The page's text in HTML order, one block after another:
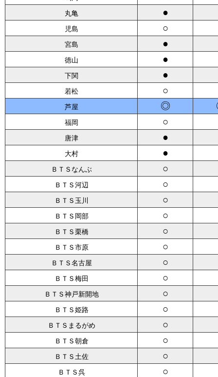
丸亀 ●
児島 ○
宮島 ●
徳山 ●
下関 ●
若松 ○
芦屋 ◎
福岡 ○
唐津 ●
大村 ●
ＢＴＳなんぶ ○
ＢＴＳ河辺 ○
ＢＴＳ玉川 ○
ＢＴＳ岡部 ○
ＢＴＳ栗橋 ○
ＢＴＳ市原 ○
ＢＴＳ名古屋 ○
ＢＴＳ梅田 ○
ＢＴＳ神戸新開地 ○
ＢＴＳ姫路 ○
ＢＴＳまるがめ ○
ＢＴＳ朝倉 ○
ＢＴＳ土佐 ○
ＢＴＳ呉 ○